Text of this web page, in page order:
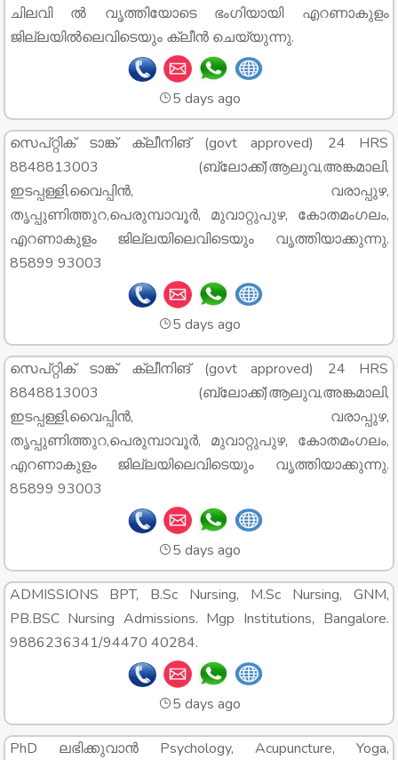
ചിലവി ൽ വൃത്തിയോടെ ഭംഗിയായി എറണാകുളം
ജില്ലയിൽലെവിടെയും ക്ലീൻ ചെയ്യുന്നു.
5 days ago
സെപ്റ്റിക് ടാങ്ക് ക്ലീനിങ് (govt approved) 24 HRS
8848813003 (ബ്ലോക്ക്)ആലുവ,അങ്കമാലി,
ഇടപ്പള്ളി,വൈപ്പിൻ, വരാപ്പുഴ,
തൃപ്പുണിത്തുറ,പെരുമ്പാവൂർ, മുവാറ്റുപുഴ, കോതമംഗലം,
എറണാകുളം ജില്ലയിലെവിടെയും വൃത്തിയാക്കുന്നു.
85899 93003
5 days ago
സെപ്റ്റിക് ടാങ്ക് ക്ലീനിങ് (govt approved) 24 HRS
8848813003 (ബ്ലോക്ക്)ആലുവ,അങ്കമാലി,
ഇടപ്പള്ളി,വൈപ്പിൻ, വരാപ്പുഴ,
തൃപ്പുണിത്തുറ,പെരുമ്പാവൂർ, മുവാറ്റുപുഴ, കോതമംഗലം,
എറണാകുളം ജില്ലയിലെവിടെയും വൃത്തിയാക്കുന്നു.
85899 93003
5 days ago
ADMISSIONS BPT, B.Sc Nursing, M.Sc Nursing, GNM,
PB.BSC Nursing Admissions. Mgp Institutions, Bangalore.
9886236341/94470 40284.
5 days ago
PhD ലഭിക്കുവാൻ Psychology, Acupuncture, Yoga,